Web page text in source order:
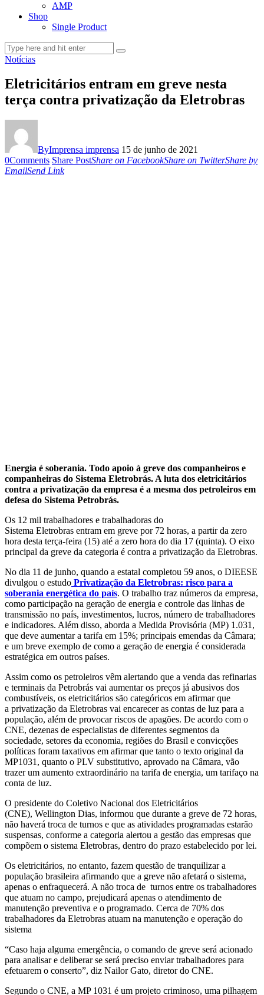
AMP
Shop
Single Product
Notícias
Eletricitários entram em greve nesta
terça contra privatização da Eletrobras
ByImprensa imprensa 15 de junho de 2021
0Comments Share PostShare on FacebookShare on TwitterShare by
EmailSend Link
Energia é soberania. Todo apoio à greve dos companheiros e
companheiras do Sistema Eletrobrás. A luta dos eletricitários
contra a privatização da empresa é a mesma dos petroleiros em
defesa do Sistema Petrobrás.
Os 12 mil trabalhadores e trabalhadoras do
Sistema Eletrobras entram em greve por 72 horas, a partir da zero
hora desta terça-feira (15) até a zero hora do dia 17 (quinta). O eixo
principal da greve da categoria é contra a privatização da Eletrobras.
No dia 11 de junho, quando a estatal completou 59 anos, o DIEESE
divulgou o estudo Privatização da Eletrobras: risco para a
soberania energética do país. O trabalho traz números da empresa,
como participação na geração de energia e controle das linhas de
transmissão no país, investimentos, lucros, número de trabalhadores
e indicadores. Além disso, aborda a Medida Provisória (MP) 1.031,
que deve aumentar a tarifa em 15%; principais emendas da Câmara;
e um breve exemplo de como a geração de energia é considerada
estratégica em outros países.
Assim como os petroleiros vêm alertando que a venda das refinarias
e terminais da Petrobrás vai aumentar os preços já abusivos dos
combustíveis, os eletricitários são categóricos em afirmar que
a privatização da Eletrobras vai encarecer as contas de luz para a
população, além de provocar riscos de apagões. De acordo com o
CNE, dezenas de especialistas de diferentes segmentos da
sociedade, setores da economia, regiões do Brasil e convicções
políticas foram taxativos em afirmar que tanto o texto original da
MP1031, quanto o PLV substitutivo, aprovado na Câmara, vão
trazer um aumento extraordinário na tarifa de energia, um tarifaço na
conta de luz.
O presidente do Coletivo Nacional dos Eletricitários
(CNE), Wellington Dias, informou que durante a greve de 72 horas,
não haverá troca de turnos e que as atividades programadas estarão
suspensas, conforme a categoria alertou a gestão das empresas que
compõem o sistema Eletrobras, dentro do prazo estabelecido por lei.
Os eletricitários, no entanto, fazem questão de tranquilizar a
população brasileira afirmando que a greve não afetará o sistema,
apenas o enfraquecerá. A não troca de turnos entre os trabalhadores
que atuam no campo, prejudicará apenas o atendimento de
manutenção preventiva e o programado. Cerca de 70% dos
trabalhadores da Eletrobras atuam na manutenção e operação do
sistema
“Caso haja alguma emergência, o comando de greve será acionado
para analisar e deliberar se será preciso enviar trabalhadores para
efetuarem o conserto”, diz Nailor Gato, diretor do CNE.
Segundo o CNE, a MP 1031 é um projeto criminoso, uma pilhagem